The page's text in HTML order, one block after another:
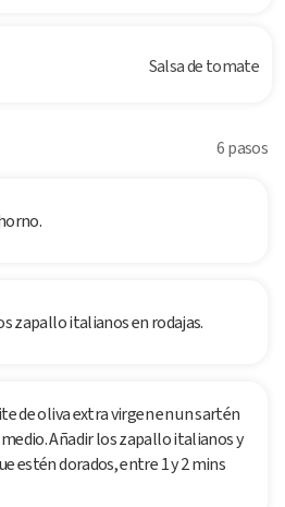
Salsa de tomate
6 pasos
zapallo italianos en rodajas.
de oliva extra virgen en un sartén
Añadir los zapallo italianos y
estén dorados, entre 1 y 2 mins